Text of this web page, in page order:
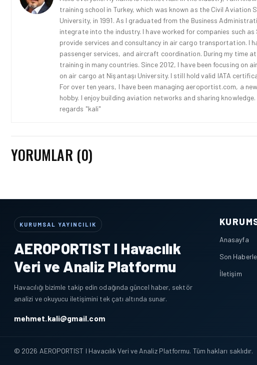
training school in Turkey, which was known as the Civil Aviation
University, in 1991. As I graduated from the Business
integrate into the industry. I have worked for companies such
provide services and consultancy in air cargo transportation. I
passenger services, and aircraft coordination. During my time
training in many countries. Since 2012, I have been focusing
on air cargo at Nişantaşı University. I still hold valid IATA
For over ten years, I have been managing aeroportist.com, a
hobby. I enjoy building aviation networks and sharing
regards "kali"
YORUMLAR (0)
KURUMSAL YAYINCILIK
AEROPORTIST I Havacılık
Veri ve Analiz Platformu
Havacılığı bizimle takip edin odağında güncel haber, sektör
analizi ve okuyucu iletişimini tek çatı altında sunar.
mehmet.kali@gmail.com
Anasayfa
Son
İletişim
© 2026 AEROPORTIST I Havacılık Veri ve Analiz Platformu. Tüm hakları saklıdır.